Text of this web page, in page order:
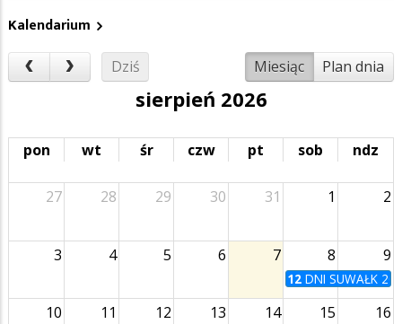
Kalendarium
Dziś Miesiąc Plan dnia
sierpień 2026
pon wt śr czw pt sob ndz
27 28 29 30 31 1 2
3 4 5 6 7 8 9
12 DNI SUWAŁK
10 11 12 13 14 15 16